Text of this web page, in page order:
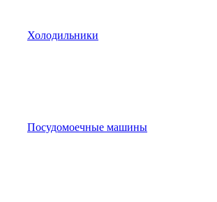
Холодильники
Посудомоечные машины